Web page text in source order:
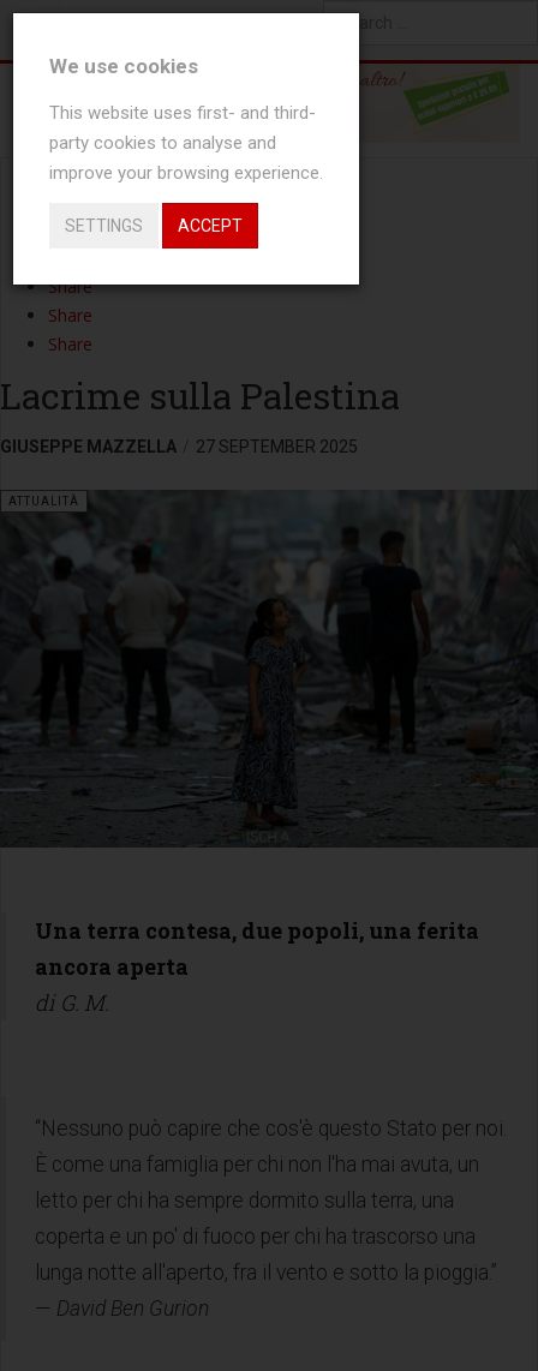
Type 2 or more characters
for results.
Tweet
Share
Share
Share
Lacrime sulla Palestina
GIUSEPPE MAZZELLA 27 SEPTEMBER 2025
ATTUALITÀ
Una terra contesa, due popoli, una ferita
ancora aperta
di G. M.
“Nessuno può capire che cos'è questo Stato per noi.
È come una famiglia per chi non l'ha mai avuta, un
letto per chi ha sempre dormito sulla terra, una
coperta e un po' di fuoco per chi ha trascorso una
lunga notte all'aperto, fra il vento e sotto la pioggia.”
— David Ben Gurion
We use cookies
This website uses first- and third-
party cookies to analyse and
improve your browsing experience.
SETTINGS ACCEPT